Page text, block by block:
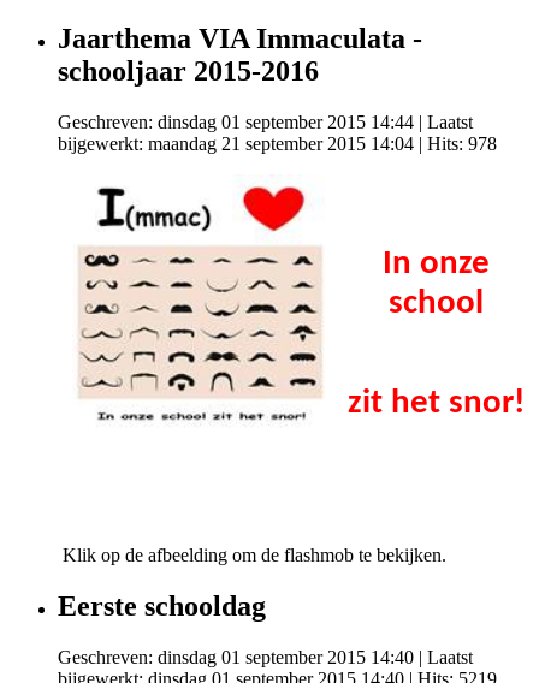
Jaarthema VIA Immaculata -
schooljaar 2015-2016
Geschreven: dinsdag 01 september 2015 14:44 | Laatst
bijgewerkt: maandag 21 september 2015 14:04 | Hits: 978
In onze
school
zit het snor!
Klik op de afbeelding om de flashmob te bekijken.
Eerste schooldag
Geschreven: dinsdag 01 september 2015 14:40 | Laatst
bijgewerkt: dinsdag 01 september 2015 14:40 | Hits: 5219